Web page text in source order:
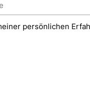
persönlichen